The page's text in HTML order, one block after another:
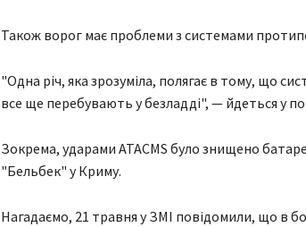
Також ворог має проблеми з системами
"Одна річ, яка зрозуміла, полягає в тому, що
все ще перебувають у безладді", — йдеться у
Зокрема, ударами ATACMS було знищено
"Бельбек" у Криму.
Нагадаємо, 21 травня у ЗМІ повідомили, що в